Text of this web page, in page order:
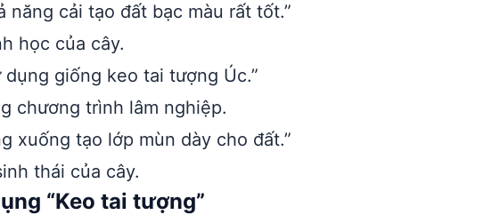
năng cải tạo đất bạc màu rất tốt.”
học của cây.
dụng giống keo tai tượng Úc.”
chương trình lâm nghiệp.
xuống tạo lớp mùn dày cho đất.”
thái của cây.
“Keo tai tượng”